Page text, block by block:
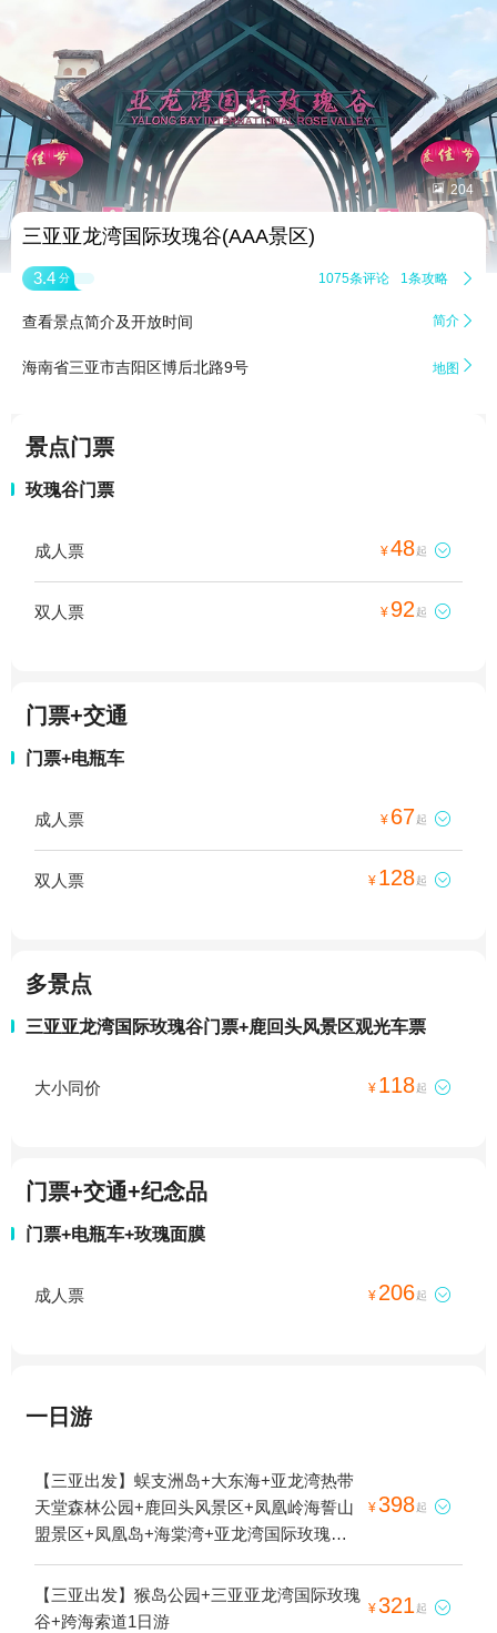
 204
三亚亚龙湾国际玫瑰谷(AAA景区)
3.4 分 1075条评论 1条攻略 
查看景点简介及开放时间 简介 
海南省三亚市吉阳区博后北路9号 地图 
景点门票
玫瑰谷门票
成人票 ¥48起 
双人票 ¥ 92 起 
门票+交通
门票+电瓶车
成人票 ¥ 67起 
双人票 ¥ 128起 
多景点
三亚亚龙湾国际玫瑰谷门票+鹿回头风景区观光车票
大小同价 ¥ 118起 
门票+交通+纪念品
门票+电瓶车+玫瑰面膜
成人票 ¥ 206起 
一日游
【三亚出发】蜈支洲岛+大东海+亚龙湾热带
天堂森林公园+鹿回头风景区+凤凰岭海誓山
盟景区+凤凰岛+海棠湾+亚龙湾国际玫瑰谷
+三亚千古情+三亚梦幻水上乐园+海棠广场
+亚龙湾滨海世界+三亚本地玩乐+三亚旅行
跟拍+水稻国家公园+后海村+鹿回头广场+三
¥398起 
【三亚出发】猴岛公园+三亚亚龙湾国际玫瑰
谷+跨海索道1日游
¥321 起 